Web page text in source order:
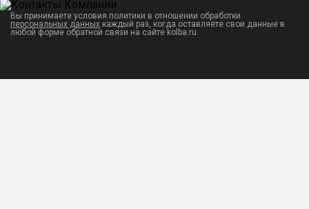
Вы принимаете условия политики в отношении обработки
персональных данных каждый раз, когда оставляете свои данные в
любой форме обратной связи на сайте kolba.ru.